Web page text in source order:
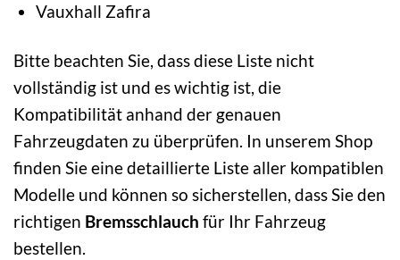
Vauxhall Zafira
Bitte beachten Sie, dass diese Liste nicht
vollständig ist und es wichtig ist, die
Kompatibilität anhand der genauen
Fahrzeugdaten zu überprüfen. In unserem Shop
finden Sie eine detaillierte Liste aller kompatiblen
Modelle und können so sicherstellen, dass Sie den
richtigen Bremsschlauch für Ihr Fahrzeug
bestellen.